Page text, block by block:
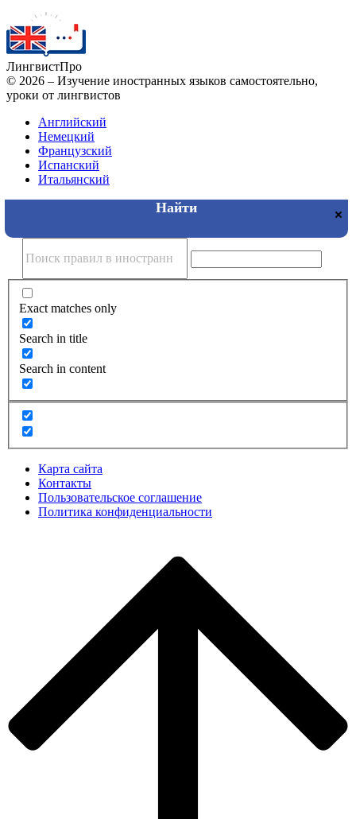
ЛингвистПро
© 2026 – Изучение иностранных языков самостоятельно,
уроки от лингвистов
Английский
Немецкий
Французский
Испанский
Итальянский
Exact matches only
Search in title
Search in content
Карта сайта
Контакты
Пользовательское соглашение
Политика конфиденциальности